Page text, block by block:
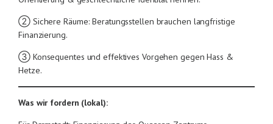
② Sichere Räume: Beratungsstellen brauchen langfristige
Finanzierung.
③ Konsequentes und effektives Vorgehen gegen Hass &
Hetze.
Was wir fordern (lokal):